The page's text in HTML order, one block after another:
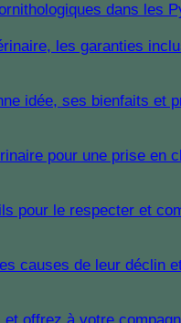
dans les